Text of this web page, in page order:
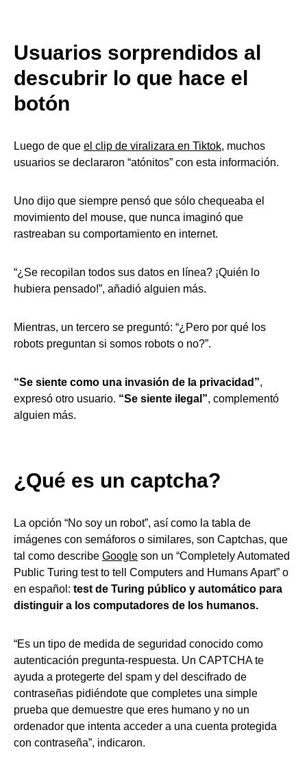
Usuarios sorprendidos al
descubrir lo que hace el
botón
Luego de que el clip de viralizara en Tiktok, muchos
usuarios se declararon “atónitos” con esta información.
Uno dijo que siempre pensó que sólo chequeaba el
movimiento del mouse, que nunca imaginó que
rastreaban su comportamiento en internet.
“¿Se recopilan todos sus datos en línea? ¡Quién lo
hubiera pensado!”, añadió alguien más.
Mientras, un tercero se preguntó: “¿Pero por qué los
robots preguntan si somos robots o no?”.
“Se siente como una invasión de la privacidad”,
expresó otro usuario. “Se siente ilegal”, complementó
alguien más.
¿Qué es un captcha?
La opción “No soy un robot”, así como la tabla de
imágenes con semáforos o similares, son Captchas, que
tal como describe Google son un “Completely Automated
Public Turing test to tell Computers and Humans Apart” o
en español: test de Turing público y automático para
distinguir a los computadores de los humanos.
“Es un tipo de medida de seguridad conocido como
autenticación pregunta-respuesta. Un CAPTCHA te
ayuda a protegerte del spam y del descifrado de
contraseñas pidiéndote que completes una simple
prueba que demuestre que eres humano y no un
ordenador que intenta acceder a una cuenta protegida
con contraseña”, indicaron.